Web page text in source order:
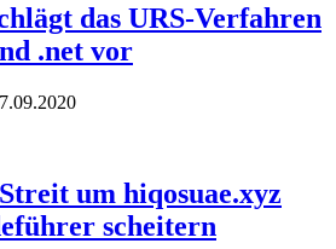
das URS-Verfahren
.net vor
um hiqosuae.xyz
scheitern